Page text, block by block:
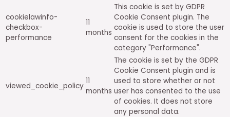
cookielawinfo-
checkbox-
performance
11
months
This cookie is set by GDPR
Cookie Consent plugin. The
cookie is used to store the user
consent for the cookies in the
category "Performance".
viewed_cookie_policy
11
months
The cookie is set by the GDPR
Cookie Consent plugin and is
used to store whether or not
user has consented to the use
of cookies. It does not store
any personal data.